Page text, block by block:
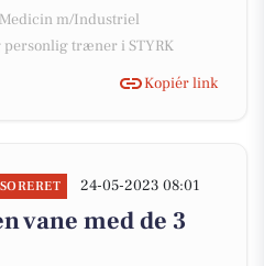
m/Industriel
personlig træner i STYRK
Kopiér link
24-05-2023 08:01
vane med de 3